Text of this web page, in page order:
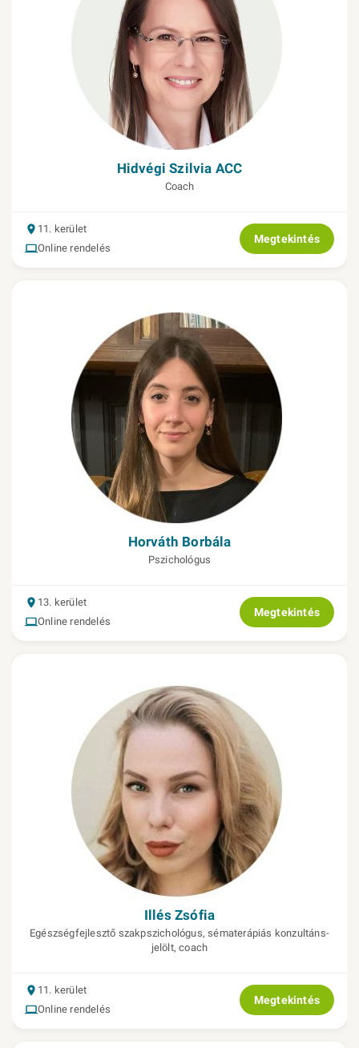
Hidvégi Szilvia ACC
Coach
11. kerület
Online rendelés
Megtekintés
Horváth Borbála
Pszichológus
13. kerület
Online rendelés
Megtekintés
Illés Zsófia
Egészségfejlesztő szakpszichológus, sématerápiás konzultáns-
jelölt, coach
11. kerület
Online rendelés
Megtekintés